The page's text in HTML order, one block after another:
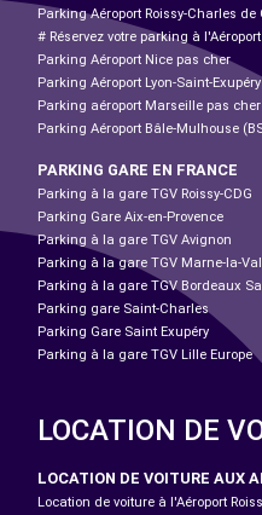
Parking Aéroport Roissy-Charles de
# Réservez votre parking à
Parking Aéroport Nice pas cher
Parking Aéroport Lyon-Saint-Exupéry
Parking aéroport Marseille pas cher
Parking Aéroport Bâle-Mulhouse
PARKING GARE EN FRANCE
Parking à la gare TGV Roissy-CDG
Parking Gare Aix-en-Provence
Parking à la gare TGV Avignon
Parking à la gare TGV Marne-la-
Parking à la gare TGV Bordeaux
Parking gare Saint-Charles
Parking Gare Saint Exupéry
Parking à la gare TGV Lille Europe
LOCATION DE
LOCATION DE VOITURE AUX
Location de voiture à l'Aéroport